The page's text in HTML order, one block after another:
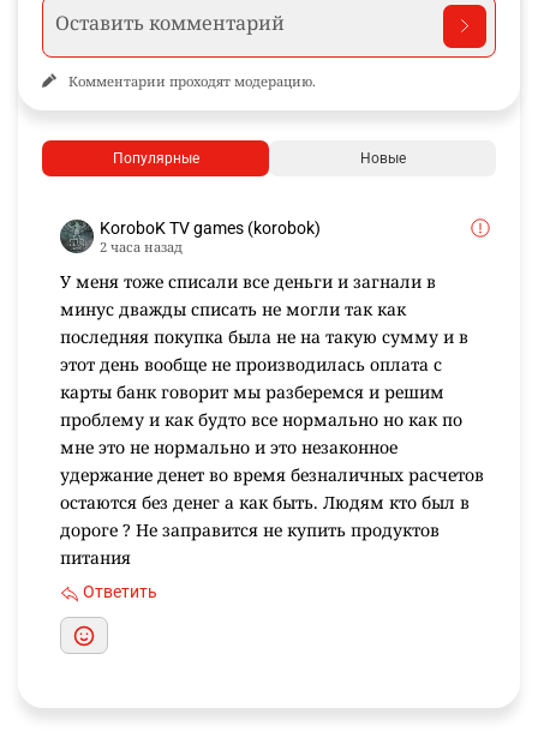
Комментарии проходят модерацию.
Популярные Новые
KoroboK TV games (korobok)
2 часа назад
У меня тоже списали все деньги и загнали в
минус дважды списать не могли так как
последняя покупка была не на такую сумму и в
этот день вообще не производилась оплата с
карты банк говорит мы разберемся и решим
проблему и как будто все нормально но как по
мне это не нормально и это незаконное
удержание денет во время безналичных расчетов
остаются без денег а как быть. Людям кто был в
дороге ? Не заправится не купить продуктов
питания
Ответить